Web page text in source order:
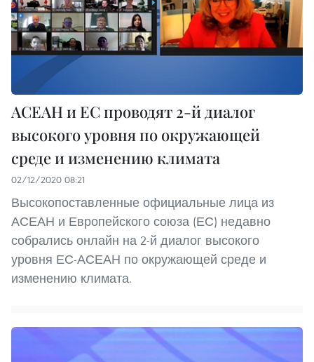
АСЕАН и ЕС проводят 2-й диалог
высокого уровня по окружающей
среде и изменению климата
02/12/2020 08:21
Высокопоставленные официальные лица из
АСЕАН и Европейского союза (ЕС) недавно
собрались онлайн на 2-й диалог высокого
уровня ЕС-АСЕАН по окружающей среде и
изменению климата.